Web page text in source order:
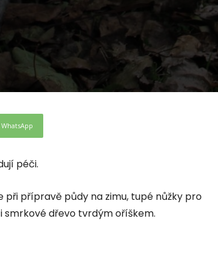
WhatsApp
péči.
při přípravě půdy na zimu, tupé nůžky pro
smrkové dřevo tvrdým oříškem.